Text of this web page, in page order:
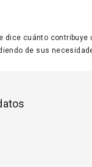
dice cuánto
de sus